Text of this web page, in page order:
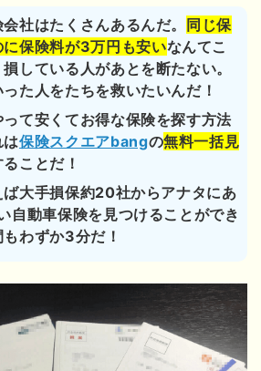
社はたくさんあるんだ。 同じ保
保険料が3万円も安いなんてこ
している人があとを断たない。
た人をたちを救いたいんだ！
て安くてお得な保険を探す方法
保険スクエアbangの無料一括見
ことだ！
ば大手損保約20社からアナタにあ
自動車保険を見つけることができ
わずか3分だ！